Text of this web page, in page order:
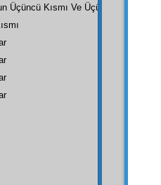
Üçüncü Kısmı Ve Üçüncü Zeylin